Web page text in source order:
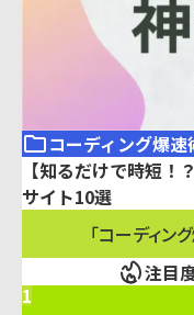
コーディング爆速
【知るだけで時短！
サイト10選
「コーディン
注目
1